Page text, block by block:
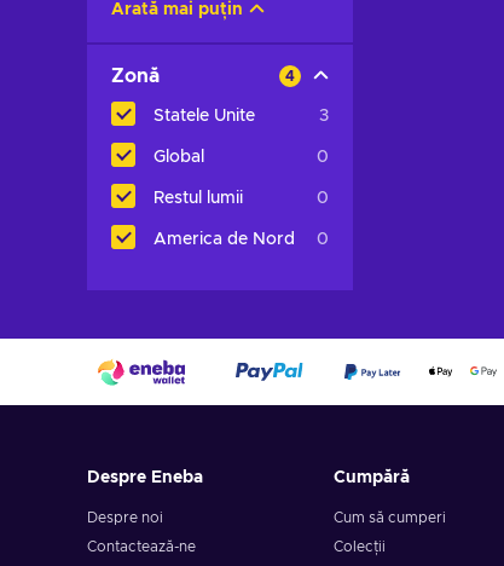
Arată mai puțin
Zonă 4
Statele Unite 3
Global 0
Restul lumii 0
America de Nord 0
Despre Eneba
Despre noi
Contactează-ne
Cumpără
Cum să cumperi
Colecții